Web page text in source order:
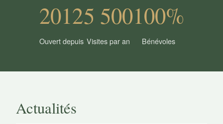
2012
Ouvert depuis
5 500
Visites par an
100%
Bénévoles
Actualités